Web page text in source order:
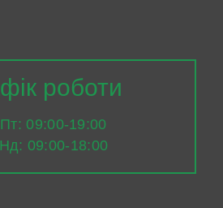
роботи
09:00-19:00
09:00-18:00